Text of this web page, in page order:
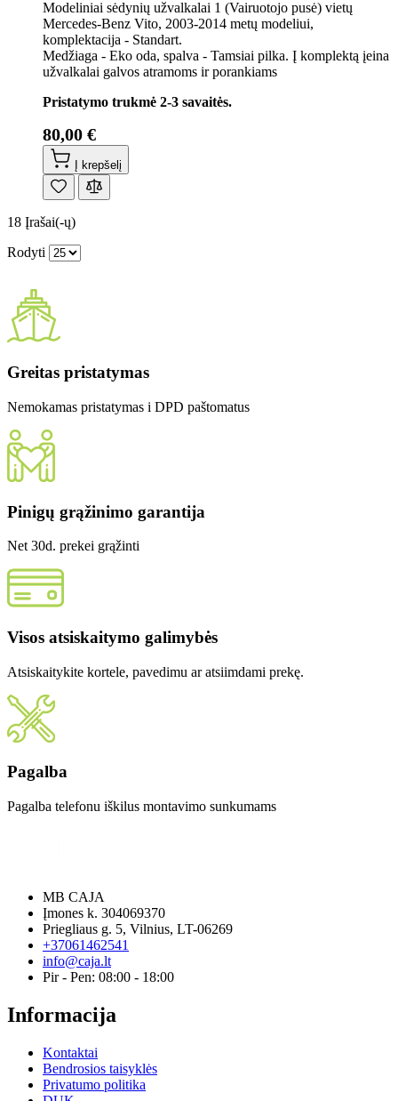
Modeliniai sėdynių užvalkalai 1 (Vairuotojo pusė) vietų
Mercedes-Benz Vito, 2003-2014 metų modeliui,
komplektacija - Standart.
Medžiaga - Eko oda, spalva - Tamsiai pilka. Į komplektą įeina
užvalkalai galvos atramoms ir porankiams
Pristatymo trukmė 2-3 savaitės.
80,00 €
Į krepšelį
18 Įrašai(-ų)
Rodyti
Greitas pristatymas
Nemokamas pristatymas i DPD paštomatus
Pinigų grąžinimo garantija
Net 30d. prekei grąžinti
Visos atsiskaitymo galimybės
Atsiskaitykite kortele, pavedimu ar atsiimdami prekę.
Pagalba
Pagalba telefonu iškilus montavimo sunkumams
MB CAJA
Įmones k. 304069370
Priegliaus g. 5, Vilnius, LT-06269
+37061462541
info@caja.lt
Pir - Pen: 08:00 - 18:00
Informacija
Kontaktai
Bendrosios taisyklės
Privatumo politika